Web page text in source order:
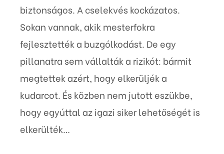
biztonságos. A cselekvés kockázatos.
Sokan vannak, akik mesterfokra
fejlesztették a buzgólkodást. De egy
pillanatra sem vállalták a rizikót: bármit
megtettek azért, hogy elkerüljék a
kudarcot. És közben nem jutott eszükbe,
hogy egyúttal az igazi siker lehetőségét is
elkerülték…